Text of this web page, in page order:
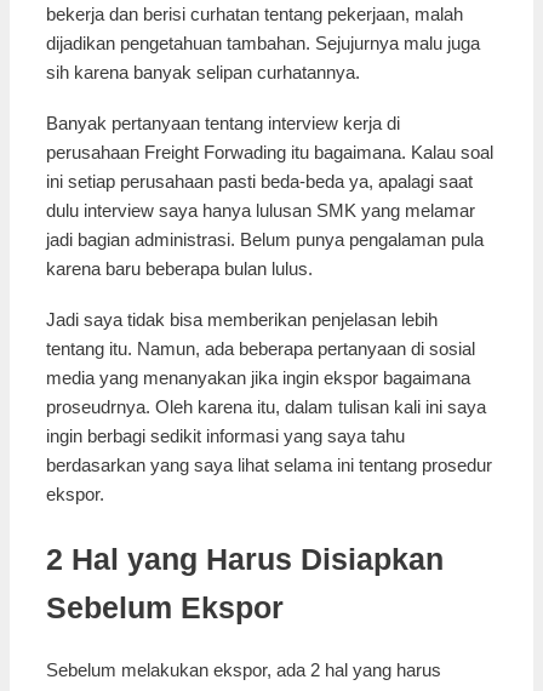
bekerja dan berisi curhatan tentang pekerjaan, malah
dijadikan pengetahuan tambahan. Sejujurnya malu juga
sih karena banyak selipan curhatannya.
Banyak pertanyaan tentang interview kerja di
perusahaan Freight Forwading itu bagaimana. Kalau soal
ini setiap perusahaan pasti beda-beda ya, apalagi saat
dulu interview saya hanya lulusan SMK yang melamar
jadi bagian administrasi. Belum punya pengalaman pula
karena baru beberapa bulan lulus.
Jadi saya tidak bisa memberikan penjelasan lebih
tentang itu. Namun, ada beberapa pertanyaan di sosial
media yang menanyakan jika ingin ekspor bagaimana
proseudrnya. Oleh karena itu, dalam tulisan kali ini saya
ingin berbagi sedikit informasi yang saya tahu
berdasarkan yang saya lihat selama ini tentang prosedur
ekspor.
2 Hal yang Harus Disiapkan
Sebelum Ekspor
Sebelum melakukan ekspor, ada 2 hal yang harus